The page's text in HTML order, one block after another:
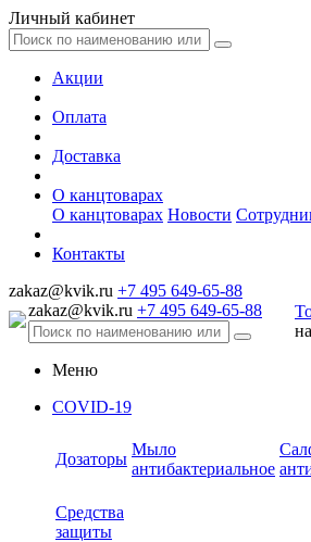
Личный кабинет
Акции
Оплата
Доставка
О канцтоварах
О канцтоварах Новости
Контакты
zakaz@kvik.ru +7 495 649-65-88
zakaz@kvik.ru +7 495 649-65-88
на
Меню
COVID-19
Дозаторы
Мыло
антибактериальное
Средства
защиты